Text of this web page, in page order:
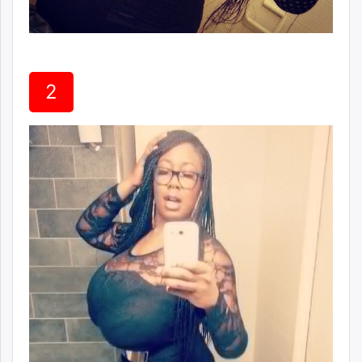
unuudur.mn
isee.mn
fact.mn
itoim.mn
tumen.mn
shuum.mn
times.mn
tvmongolia.mn
mass.mn
unegui.mn
assa.mn
tac.mn
paparazzi.mn
unread.today
2